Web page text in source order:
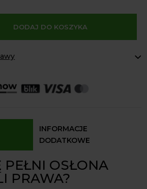
DODAJ DO KOSZYKA
t
e
156a, 28-133 Pacanów
INFORMACJE
DODATKOWE
PEŁNI OSŁONA
PRAWA?